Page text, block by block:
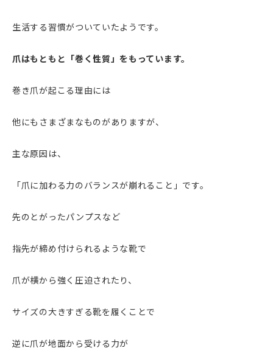
生活する習慣がついていたようです。
爪はもともと「巻く性質」をもっています。
巻き爪が起こる理由には
他にもさまざまなものがありますが、
主な原因は、
「爪に加わる力のバランスが崩れること」です。
先のとがったパンプスなど
指先が締め付けられるような靴で
爪が横から強く圧迫されたり、
サイズの大きすぎる靴を履くことで
逆に爪が地面から受ける力が